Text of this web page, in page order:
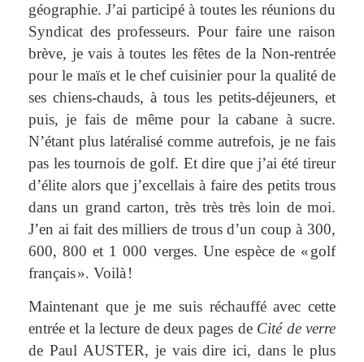
géographie. J’ai participé à toutes les réunions du
Syndicat des professeurs. Pour faire une raison
brève, je vais à toutes les fêtes de la Non-rentrée
pour le maïs et le chef cuisinier pour la qualité de
ses chiens-chauds, à tous les petits-déjeuners, et
puis, je fais de même pour la cabane à sucre.
N’étant plus latéralisé comme autrefois, je ne fais
pas les tournois de golf. Et dire que j’ai été tireur
d’élite alors que j’excellais à faire des petits trous
dans un grand carton, très très très loin de moi.
J’en ai fait des milliers de trous d’un coup à 300,
600, 800 et 1 000 verges. Une espèce de « golf
français ». Voilà !
Maintenant que je me suis réchauffé avec cette
entrée et la lecture de deux pages de Cité de verre
de Paul AUSTER, je vais dire ici, dans le plus